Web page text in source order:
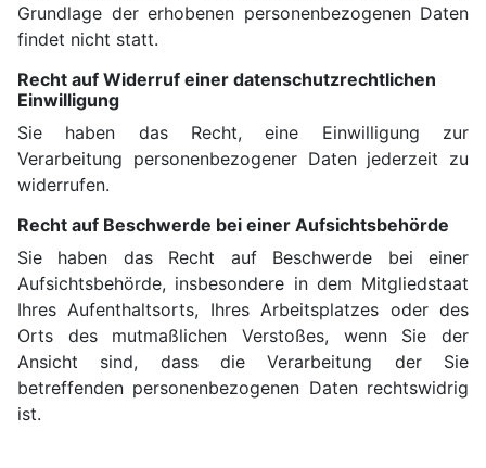
Grundlage der erhobenen personenbezogenen Daten
findet nicht statt.
Recht auf Widerruf einer datenschutzrechtlichen
Einwilligung
Sie haben das Recht, eine Einwilligung zur
Verarbeitung personenbezogener Daten jederzeit zu
widerrufen.
Recht auf Beschwerde bei einer Aufsichtsbehörde
Sie haben das Recht auf Beschwerde bei einer
Aufsichtsbehörde, insbesondere in dem Mitgliedstaat
Ihres Aufenthaltsorts, Ihres Arbeitsplatzes oder des
Orts des mutmaßlichen Verstoßes, wenn Sie der
Ansicht sind, dass die Verarbeitung der Sie
betreffenden personenbezogenen Daten rechtswidrig
ist.